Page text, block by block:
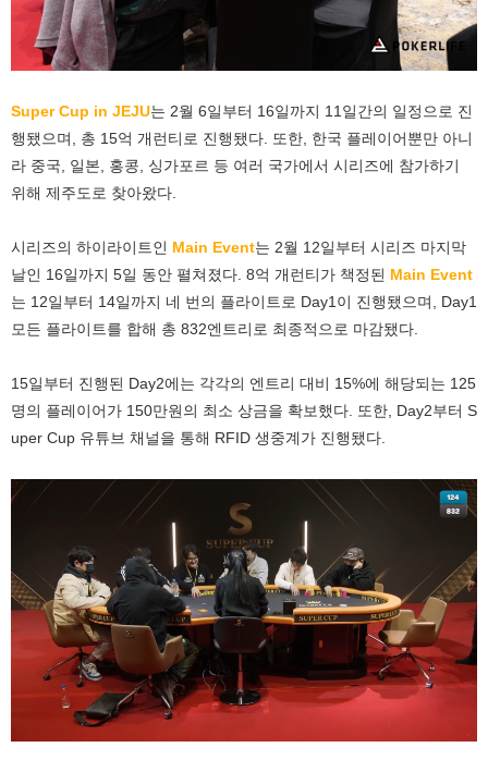
Super Cup in JEJU는 2월 6일부터 16일까지 11일간의 일정으로 진
행됐으며, 총 15억 개런티로 진행됐다. 또한, 한국 플레이어뿐만 아니
라 중국, 일본, 홍콩, 싱가포르 등 여러 국가에서 시리즈에 참가하기
위해 제주도로 찾아왔다.
시리즈의 하이라이트인 Main Event는 2월 12일부터 시리즈 마지막
날인 16일까지 5일 동안 펼쳐졌다. 8억 개런티가 책정된 Main Event
는 12일부터 14일까지 네 번의 플라이트로 Day1이 진행됐으며, Day1
모든 플라이트를 합해 총 832엔트리로 최종적으로 마감됐다.
15일부터 진행된 Day2에는 각각의 엔트리 대비 15%에 해당되는 125
명의 플레이어가 150만원의 최소 상금을 확보했다. 또한, Day2부터 S
uper Cup 유튜브 채널을 통해 RFID 생중계가 진행됐다.